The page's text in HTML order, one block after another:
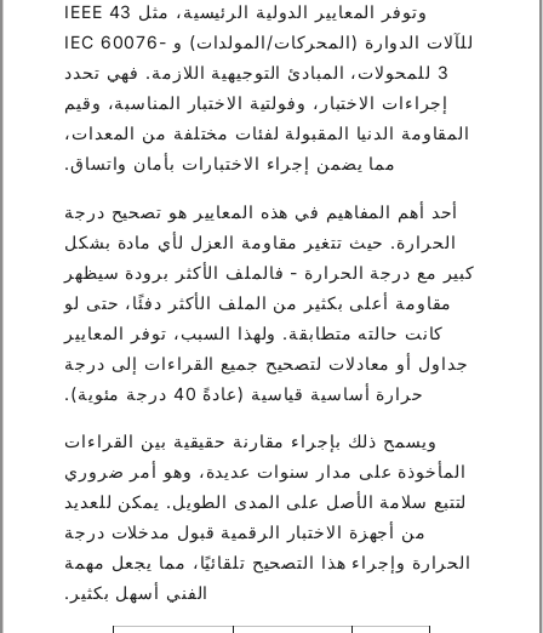
وتوفر المعايير الدولية الرئيسية، مثل IEEE 43
للآلات الدوارة (المحركات/المولدات) و IEC 60076-
3 للمحولات، المبادئ التوجيهية اللازمة. فهي تحدد
إجراءات الاختبار، وفولتية الاختبار المناسبة، وقيم
المقاومة الدنيا المقبولة لفئات مختلفة من المعدات،
مما يضمن إجراء الاختبارات بأمان واتساق.
أحد أهم المفاهيم في هذه المعايير هو تصحيح درجة
الحرارة. حيث تتغير مقاومة العزل لأي مادة بشكل
كبير مع درجة الحرارة - فالملف الأكثر برودة سيظهر
مقاومة أعلى بكثير من الملف الأكثر دفئًا، حتى لو
كانت حالته متطابقة. ولهذا السبب، توفر المعايير
جداول أو معادلات لتصحيح جميع القراءات إلى درجة
حرارة أساسية قياسية (عادةً 40 درجة مئوية).
ويسمح ذلك بإجراء مقارنة حقيقية بين القراءات
المأخوذة على مدار سنوات عديدة، وهو أمر ضروري
لتتبع سلامة الأصل على المدى الطويل. يمكن للعديد
من أجهزة الاختبار الرقمية قبول مدخلات درجة
الحرارة وإجراء هذا التصحيح تلقائيًا، مما يجعل مهمة
الفني أسهل بكثير.